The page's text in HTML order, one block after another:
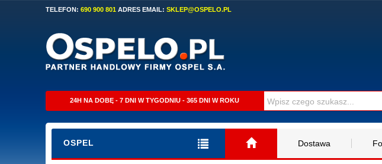
TELEFON: 690 900 801 ADRES EMAIL: SKLEP@OSPELO.PL
24H NA DOBĘ - 7 DNI W TYGODNIU - 365 DNI W ROKU
OSPEL Dostawa